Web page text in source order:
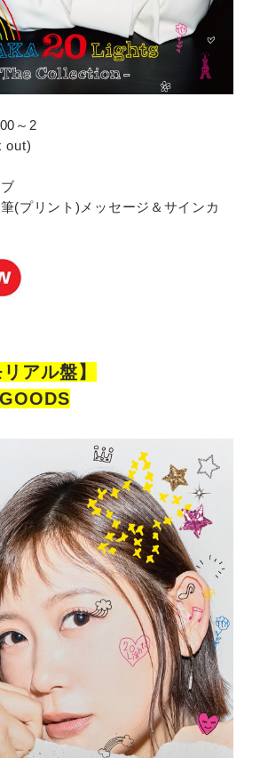
～2
out)
(プリント)メッセージ＆サインカ
アル盤】